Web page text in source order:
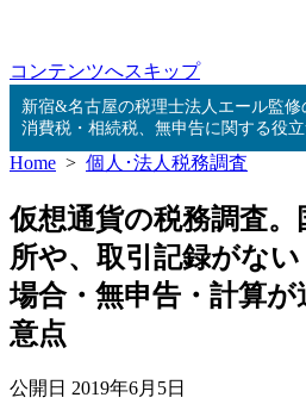
コンテンツへスキップ
新宿&名古屋の税理士法人エール監修
消費税・相続税、無申告に関する役
Home > 個人･法人税務調査
仮想通貨の税務調査。
所や、取引記録がない
場合・無申告・計算
意点
公開日 2019年6月5日